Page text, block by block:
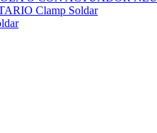
Clamp Soldar